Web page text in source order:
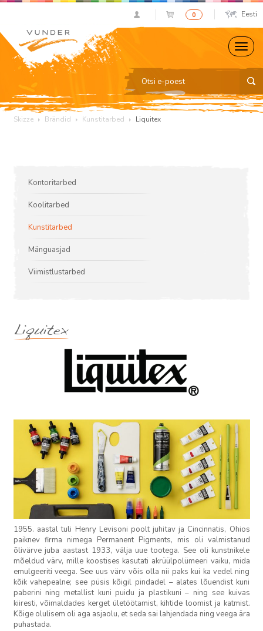
0 Eesti
Skizze Brändid Kunstitarbed Liquitex
Kontoritarbed
Koolitarbed
Kunstitarbed
Mänguasjad
Viimistlustarbed
Liquitex
1955. aastal tuli Henry Levisoni poolt juhitav ja Cincinnatis, Ohios
paiknev firma nimega Permanent Pigments, mis oli valmistanud
õlivärve juba aastast 1933, välja uue tootega. See oli kunstnikele
mõeldud värv, mille koostises kasutati akrüülpolümeeri vaiku, mida
emulgeeriti veega. See uus värv võis olla nii paks kui ka vedel ning
kõik vahepealne; see püsis kõigil pindadel – alates lõuendist kuni
paberini ning metallist kuni puidu ja plastikuni – ning see kuivas
kiiresti, võimaldades kerget ületöötamist, kihtide loomist ja katmist.
Kõige olulisem oli aga asjaolu, et seda sai lahjendada ning veega ära
puhastada.